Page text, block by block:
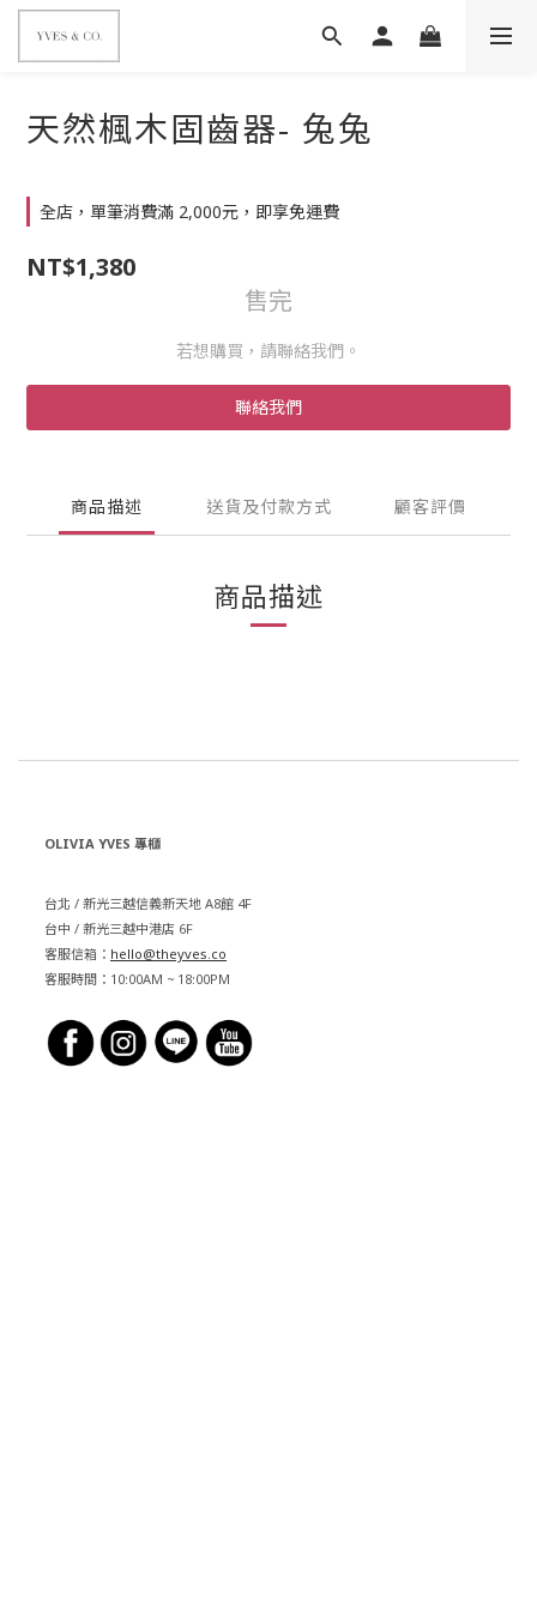
天然楓木固齒器- 兔兔
全店，單筆消費滿 2,000元，即享免運費
NT$1,380
售完
若想購買，請聯絡我們。
聯絡我們
商品描述 送貨及付款方式 顧客評價
商品描述
OLIVIA YVES 專櫃
台北 / 新光三越信義新天地 A8館 4F
台中 / 新光三越中港店 6F
客服信箱： hello@theyves.co
客服時間：10:00AM ~ 18:00PM